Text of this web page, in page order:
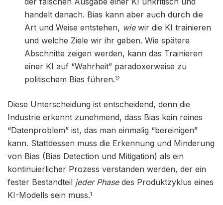
handelt danach. Bias kann aber auch durch die
Art und Weise entstehen, wiewir die KI trainieren
und welche Ziele wir ihr geben. Wie spätere
Abschnitte zeigen werden, kann das Trainieren
einer KI auf “Wahrheit” paradoxerweise zu
politischem Bias führen.12
Diese Unterscheidung ist entscheidend, denn die
Industrie erkennt zunehmend, dass Bias kein reines
“Datenproblem” ist, das man einmalig “bereinigen”
kann. Stattdessen muss die Erkennung und Minderung
von Bias (Bias Detection und Mitigation) als ein
kontinuierlicher Prozess verstanden werden, der ein
fester Bestandteil jeder Phasedes Produktzyklus eines
KI-Modells sein muss.1